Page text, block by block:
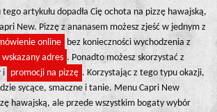
artykułu dopadła Cię ochota na pizzę hawajską,
New. Pizzę z ananasem możesz zjeść w jednym z
online
bez konieczności wychodzenia z
adres . Ponadto możesz skorzystać z
i promocji na pizzę . Korzystając z tego typu okazji,
sycące, smaczne i tanie. Menu Capri New
hawajską, ale przede wszystkim bogaty wybór